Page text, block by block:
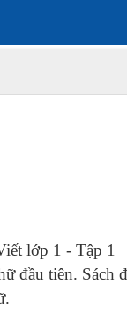
lớp 1 - Tập 1
đầu tiên. Sách